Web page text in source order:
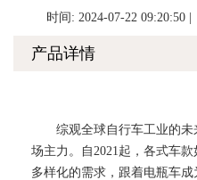
时间: 2024-07-22 09:20:50
产品详情
综观全球自行车工业的未
场主力。自2021起，各式车
多样化的需求，跟着电瓶车